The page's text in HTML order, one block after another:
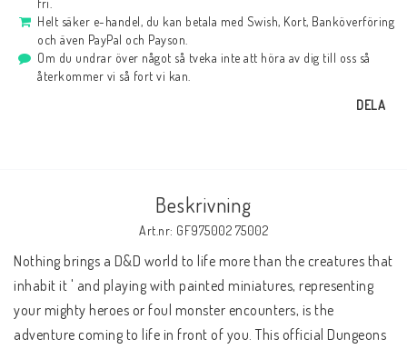
fri.
Helt säker e-handel, du kan betala med Swish, Kort, Banköverföring
och även PayPal och Payson.
Om du undrar över något så tveka inte att höra av dig till oss så
återkommer vi så fort vi kan.
DELA
Beskrivning
Art.nr: GF975002 75002
Nothing brings a D&D world to life more than the creatures that
inhabit it ' and playing with painted miniatures, representing
your mighty heroes or foul monster encounters, is the
adventure coming to life in front of you. This official Dungeons